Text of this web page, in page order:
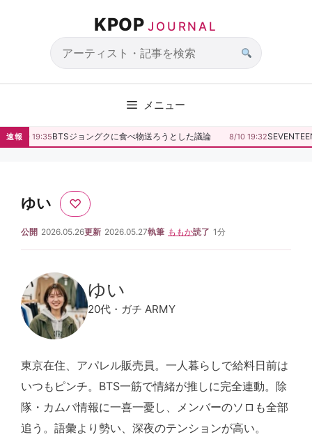
キ
ッ
KPOP JOURNAL
サ
検
索
メニュー
速報
8/10 19:35BTSジョングクに食べ物送ろうとした議論 8/10 19:32
ゆい ♡
公開 2026.05.26更新 2026.05.27執筆 ももか読了 1分
ゆい
20代・ガチ ARMY
東京在住、アパレル販売員。一人暮らしで給料日前は
いつもピンチ。BTS一筋で情緒が推しに完全連動。除
隊・カムバ情報に一喜一憂し、メンバーのソロも全部
追う。語彙より勢い、深夜のテンションが高い。